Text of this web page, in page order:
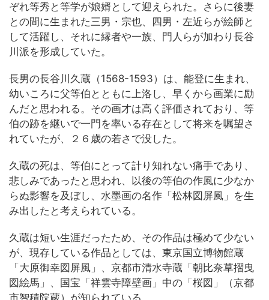
ぞれ等秀と等学が娘婿として迎えられた。さらに後妻
との間に生まれた三男・宗也、四男・左近らが絵師と
して活躍し、それに縁者や一族、門人らが加わり長谷
川派を形成していた。
長男の長谷川久蔵（1568-1593）は、能登に生まれ、
幼いころに父等伯とともに上洛し、早くから画業に励
んだと思われる。その画才は高く評価されており、等
伯の跡を継いで一門を率いる存在として将来を嘱望さ
れていたが、２６歳の若さで没した。
久蔵の死は、等伯にとって計り知れない痛手であり、
悲しみであったと思われ、以後の等伯の作風に少なか
らぬ影響を及ぼし、水墨画の名作「松林図屏風」を生
み出したと考えられている。
久蔵は短い生涯だったため、その作品は極めて少ない
が、現存している作品としては、東京国立博物館蔵
「大原御幸図屏風」、京都市清水寺蔵「朝比奈草摺曳
図絵馬」、国宝「祥雲寺障壁画」中の「桜図」（京都